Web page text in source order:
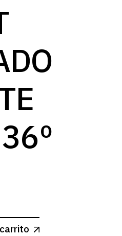
MATE 25W 4000K